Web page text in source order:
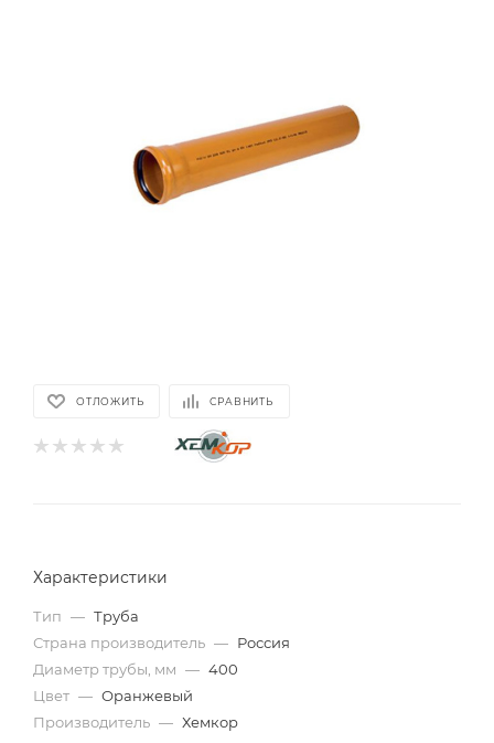
ОТЛОЖИТЬ СРАВНИТЬ
Характеристики
Тип — Труба
Страна производитель — Россия
Диаметр трубы, мм — 400
Цвет — Оранжевый
Производитель — Хемкор